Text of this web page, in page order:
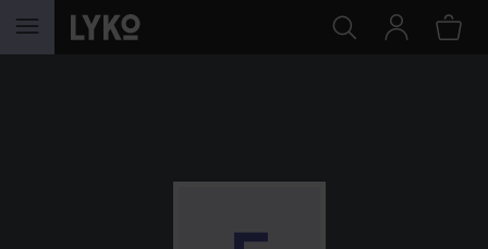
HOPPA TILL INNEHÅLLET